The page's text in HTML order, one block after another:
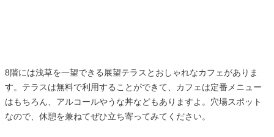
8階には浅草を一望できる展望テラスとおしゃれなカフェがありま
す。テラスは無料で利用することができて、カフェは定番メニュー
はもちろん、アルコールやうな丼などもありますよ。穴場スポット
なので、休憩を兼ねてぜひ立ち寄ってみてください。